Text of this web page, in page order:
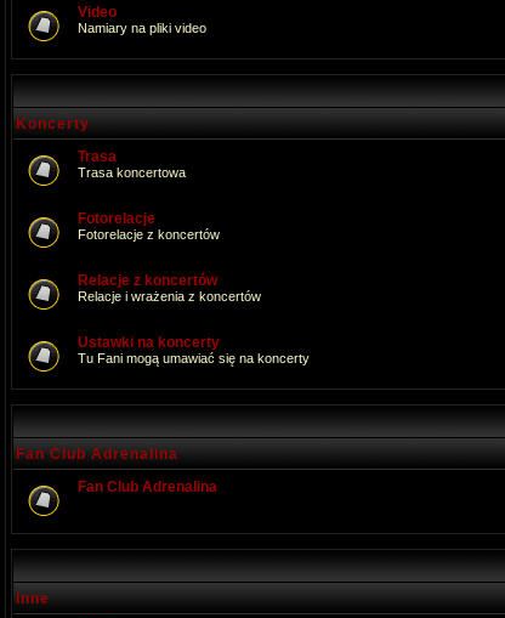
Video
Namiary na pliki video
Koncerty
Trasa
Trasa koncertowa
Fotorelacje
Fotorelacje z koncertów
Relacje z koncertów
Relacje i wrażenia z koncertów
Ustawki na koncerty
Tu Fani mogą umawiać się na koncerty
Fan Club Adrenalina
Fan Club Adrenalina
Inne